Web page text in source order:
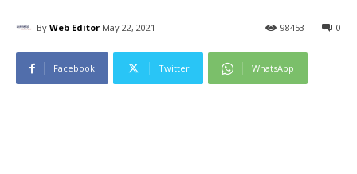
By Web Editor May 22, 2021 0
98453
Facebook Twitter WhatsApp